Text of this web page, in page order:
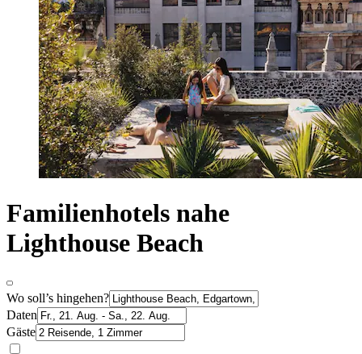
Familienhotels nahe
Lighthouse Beach
Wo soll’s hingehen?
Daten
Gäste